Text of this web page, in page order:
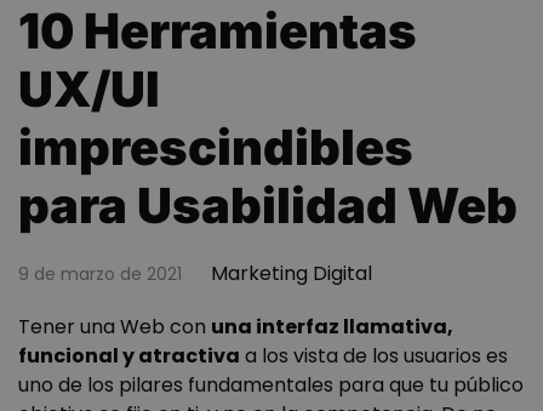
10 Herramientas
UX/UI
imprescindibles
para Usabilidad Web
9 de marzo de 2021
Marketing Digital
Tener una Web con una interfaz llamativa,
funcional y atractiva a los vista de los usuarios es
uno de los pilares fundamentales para que tu público